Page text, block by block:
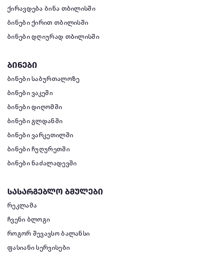
ქირავდება ბინა თბილისში
ბინები ქირით თბილისში
ბინები დღიურად თბილისში
ბინები
ბინები საბურთალოზე
ბინები ვაკეში
ბინები დიღომში
ბინები გლდანში
ბინები ვარკეთილში
ბინები ჩუღურეთში
ბინები ნაძალადევში
სასარგებლო ბმულები
რეკლამა
ჩვენი ბლოგი
როგორ შევავსო ბალანსი
ფასიანი სერვისები